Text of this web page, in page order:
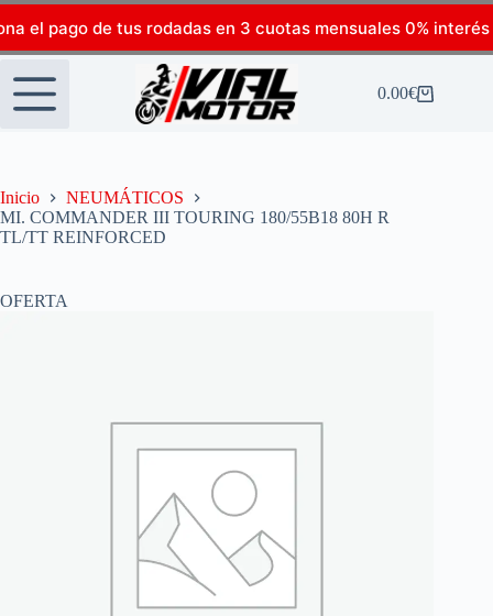
el pago de tus rodadas en 3 cuotas mensuales 0% interés
0.00€
Inicio
NEUMÁTICOS
MI. COMMANDER III TOURING 180/55B18 80H R
TL/TT REINFORCED
OFERTA